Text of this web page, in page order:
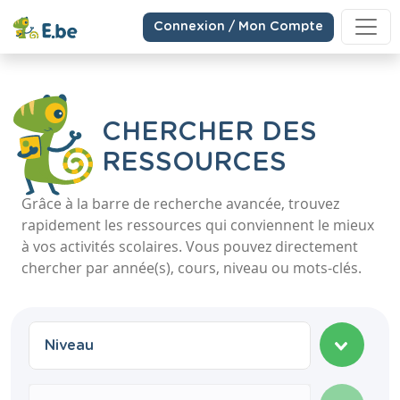
Connexion / Mon Compte
CHERCHER DES
RESSOURCES
Grâce à la barre de recherche avancée, trouvez
rapidement les ressources qui conviennent le mieux
à vos activités scolaires. Vous pouvez directement
chercher par année(s), cours, niveau ou mots-clés.